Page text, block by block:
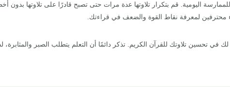
اليومية. قم بتكرار تلاوتها عدة مرات حتى تصبح قادرًا على تلاوتها
محترفين لمعرفة نقاط القوة والضعف في قراءتك.
في تحسين تلاوتك للقرآن الكريم. تذكر دائمًا أن التعلم يتطلب الصبر